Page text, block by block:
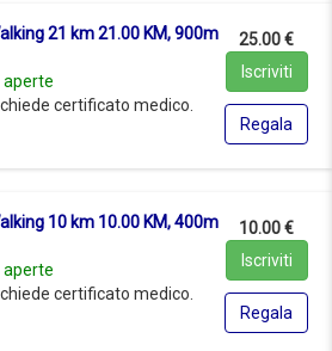
21 km 21.00 KM, 900m
aperte
certificato medico.
25.00 €
Iscriviti
Regala
10 km 10.00 KM, 400m
aperte
certificato medico.
10.00 €
Iscriviti
Regala